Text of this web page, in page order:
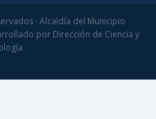
· Alcaldía del Municipio
por Dirección de Ciencia y